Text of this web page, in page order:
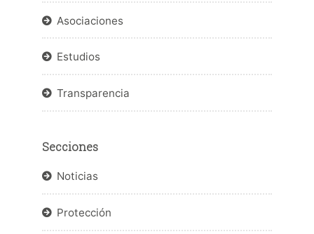
Asociaciones
Estudios
Transparencia
Secciones
Noticias
Protección